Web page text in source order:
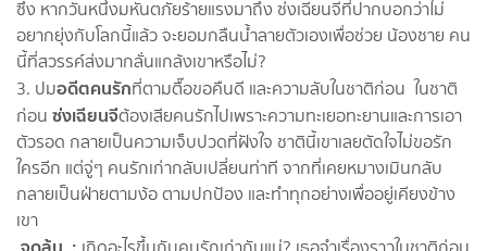
ซึ้ง หากวันหนึ่งมหันตภัยร้ายแรงมาถึง ซ่งเฉียนจีที่ปากบอกว่าไม่
อยากยุ่งกับโลกนี้แล้ว จะยอมกลืนน้ำลายตัวเองเพื่อช่วย น้องชาย คน
นี้ที่สวรรค์ส่งมากลั่นแกล้งเขาหรือไม่?
3. ปมอดีตคนรักที่ตามตื๊อขอคืนดี และความลับในชาติก่อน ในชาติ
ก่อน ซ่งเฉียนจีต้องเสียคนรักไปเพราะความทะเยอทะยานและการเอา
ตัวรอด กลายเป็นความเจ็บปวดที่ฝังใจ ชาตินี้เขาเลยตัดใจไม่ขอรัก
ใครอีก แต่จู่ๆ คนรักเก่ากลับเปลี่ยนท่าที จากที่เคยหมางเมินกลับ
กลายเป็นฝ่ายตามง้อ ตามปกป้อง และทำทุกอย่างเพื่ออยู่เคียงข้าง
เขา